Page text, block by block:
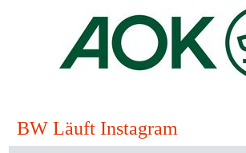
BW Läuft Instagram